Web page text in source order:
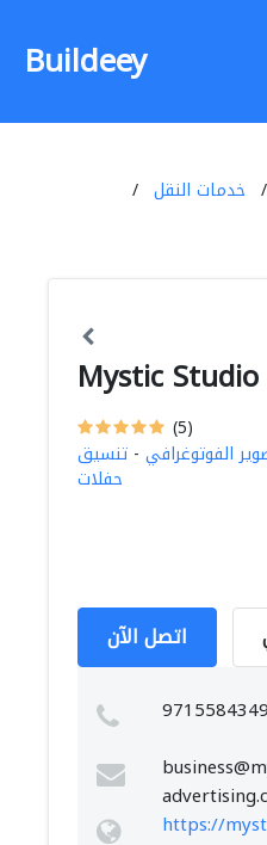
Buildeey
خدمات النقل
Mystic Studio
(5)
الفوتوغرافي - تنسيق
حفلات
اتصل الآن
https://